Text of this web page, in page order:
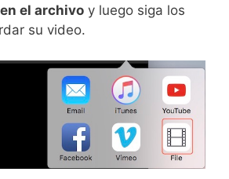
el archivo y luego siga los
su video.